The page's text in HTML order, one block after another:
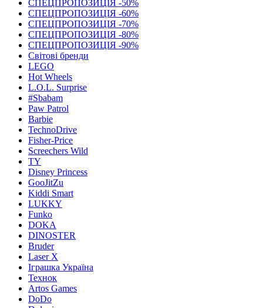
СПЕЦПРОПОЗИЦІЯ -50%
СПЕЦПРОПОЗИЦІЯ -60%
СПЕЦПРОПОЗИЦІЯ -70%
СПЕЦПРОПОЗИЦІЯ -80%
СПЕЦПРОПОЗИЦІЯ -90%
Світові бренди
LEGO
Hot Wheels
L.O.L. Surprise
#Sbabam
Paw Patrol
Barbie
TechnoDrive
Fisher-Price
Screechers Wild
TY
Disney Princess
GooJitZu
Kiddi Smart
LUKKY
Funko
DOKA
DINOSTER
Bruder
Laser X
Іграшка Україна
Технок
Artos Games
DoDo